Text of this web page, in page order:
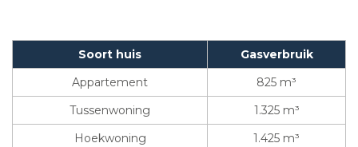
Soort huis
Gasverbruik
Appartement
825 m³
Tussenwoning
1.325 m³
Hoekwoning
1.425 m³